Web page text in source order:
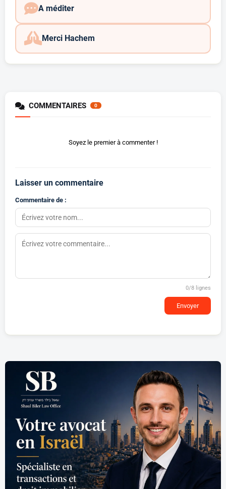
A méditer
Merci Hachem
COMMENTAIRES 0
Soyez le premier à commenter !
Laisser un commentaire
Commentaire de :
0/8 lignes
Envoyer